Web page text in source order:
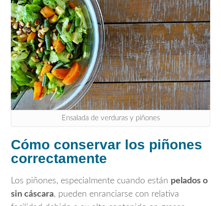
Ensalada de verduras y piñones
Cómo conservar los piñones
correctamente
Los piñones, especialmente cuando están pelados o
sin cáscara, pueden enranciarse con relativa